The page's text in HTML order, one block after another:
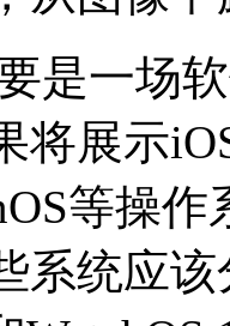
一场软
将展示
等操
系统应该